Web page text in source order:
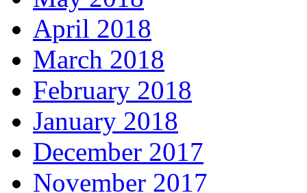
April 2018
March 2018
February 2018
January 2018
December 2017
November 2017